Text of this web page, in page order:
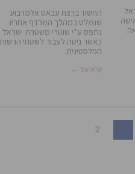
החשוד ברצח עבאס אלמרבוע
שנמלט במהלך המרדף אחריו
נתפס ע”י שוטרי משטרת ישראל
כאשר ניסה לעבור לשטחי הרשות
הפלסטינית.
קרא עוד ←
2